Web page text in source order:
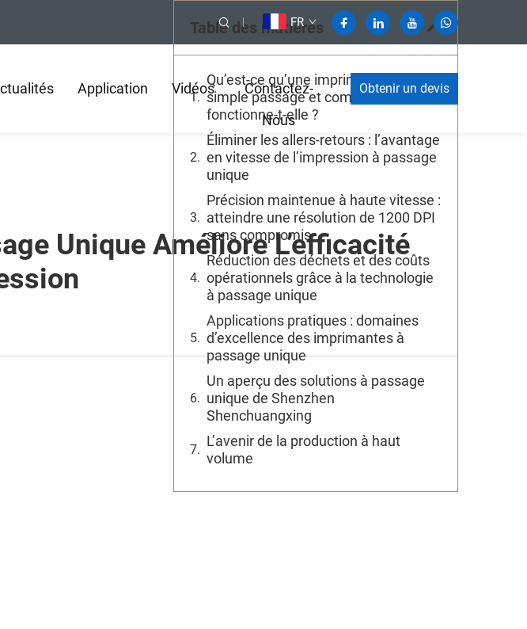
FR
Application Vidéos
Contactez-
Nous
Obtenir un devis
Unique Améliore L’efficacité
Table des matières
Qu’est-ce qu’une imprimante à
simple passage et comment
fonctionne-t-elle ?
Éliminer les allers-retours : l’avantage
en vitesse de l’impression à passage
unique
Précision maintenue à haute vitesse :
atteindre une résolution de 1200 DPI
sans compromis
Réduction des déchets et des coûts
opérationnels grâce à la technologie
à passage unique
Applications pratiques : domaines
d’excellence des imprimantes à
passage unique
Un aperçu des solutions à passage
unique de Shenzhen
Shenchuangxing
L’avenir de la production à haut
volume